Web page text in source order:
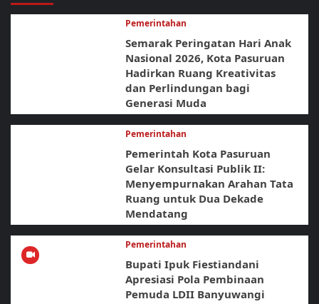
Pemerintahan
Semarak Peringatan Hari Anak
Nasional 2026, Kota Pasuruan
Hadirkan Ruang Kreativitas
dan Perlindungan bagi
Generasi Muda
Pemerintahan
Pemerintah Kota Pasuruan
Gelar Konsultasi Publik II:
Menyempurnakan Arahan Tata
Ruang untuk Dua Dekade
Mendatang
Pemerintahan
Bupati Ipuk Fiestiandani
Apresiasi Pola Pembinaan
Pemuda LDII Banyuwangi